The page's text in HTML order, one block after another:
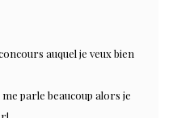
auquel je veux bien
parle beaucoup alors je